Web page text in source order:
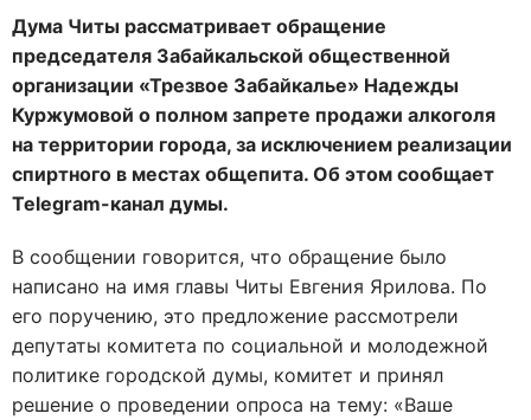
Дума Читы рассматривает обращение
председателя Забайкальской общественной
организации «Трезвое Забайкалье» Надежды
Куржумовой о полном запрете продажи алкоголя
на территории города, за исключением реализации
спиртного в местах общепита. Об этом сообщает
Telegram-канал думы.
В сообщении говорится, что обращение было
написано на имя главы Читы Евгения Ярилова. По
его поручению, это предложение рассмотрели
депутаты комитета по социальной и молодежной
политике городской думы, комитет и принял
решение о проведении опроса на тему: «Ваше